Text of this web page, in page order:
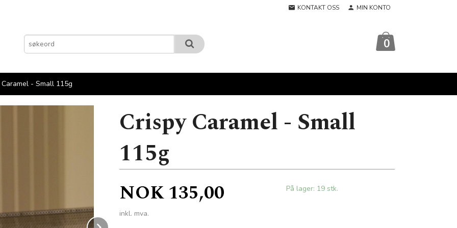
KONTAKT OSS MIN KONTO
0
Caramel - Small 115g
Crispy Caramel - Small
115g
Pris
NOK135,00
inkl. mva.
På lager: 19 stk.